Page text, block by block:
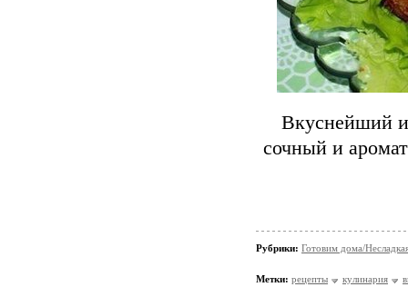
Вкуснейший
сочный и
Рубрики: Готовим дома/
Метки: рецепты кулинария